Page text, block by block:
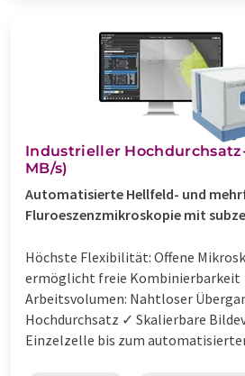
Industrieller
MB/s)
Automatisierte Hellfeld- und
Fluroeszenzmikroskopie mit
Höchste Flexibilität: Offene
ermöglicht freie Kombinierbarkeit
Arbeitsvolumen: Nahtloser
Hochdurchsatz ✓ Skalierbare
Einzelzelle bis zum